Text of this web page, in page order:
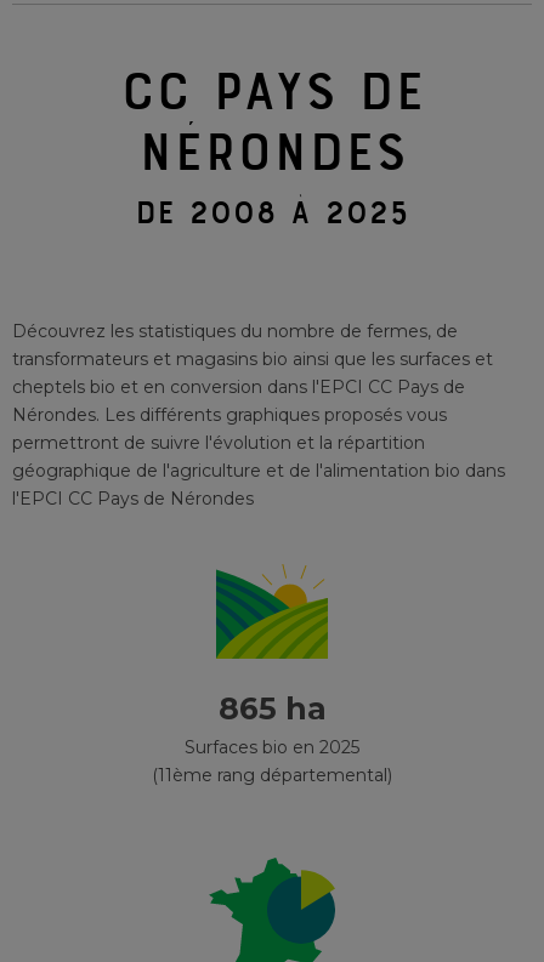
CC PAYS DE
NÉRONDES
DE 2008 À 2025
Découvrez les statistiques du nombre de fermes, de
transformateurs et magasins bio ainsi que les surfaces et
cheptels bio et en conversion dans l'EPCI CC Pays de
Nérondes. Les différents graphiques proposés vous
permettront de suivre l'évolution et la répartition
géographique de l'agriculture et de l'alimentation bio dans
l'EPCI CC Pays de Nérondes
865 ha
Surfaces bio en 2025
(11ème rang départemental)